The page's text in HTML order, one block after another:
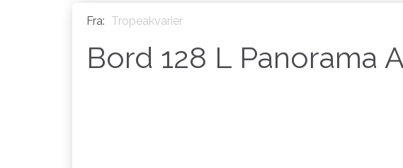
Fra: Tropeakvarier
Bord 128 L Panorama